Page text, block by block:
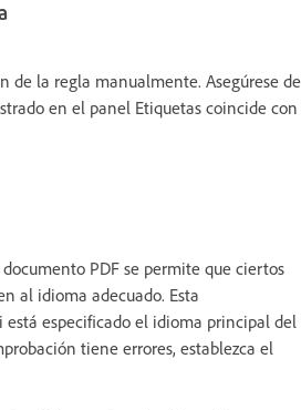
de la regla manualmente. Asegúrese de
en el panel Etiquetas coincide con
PDF se permite que ciertos
al idioma adecuado. Esta
especificado el idioma principal del
tiene errores, establezca el